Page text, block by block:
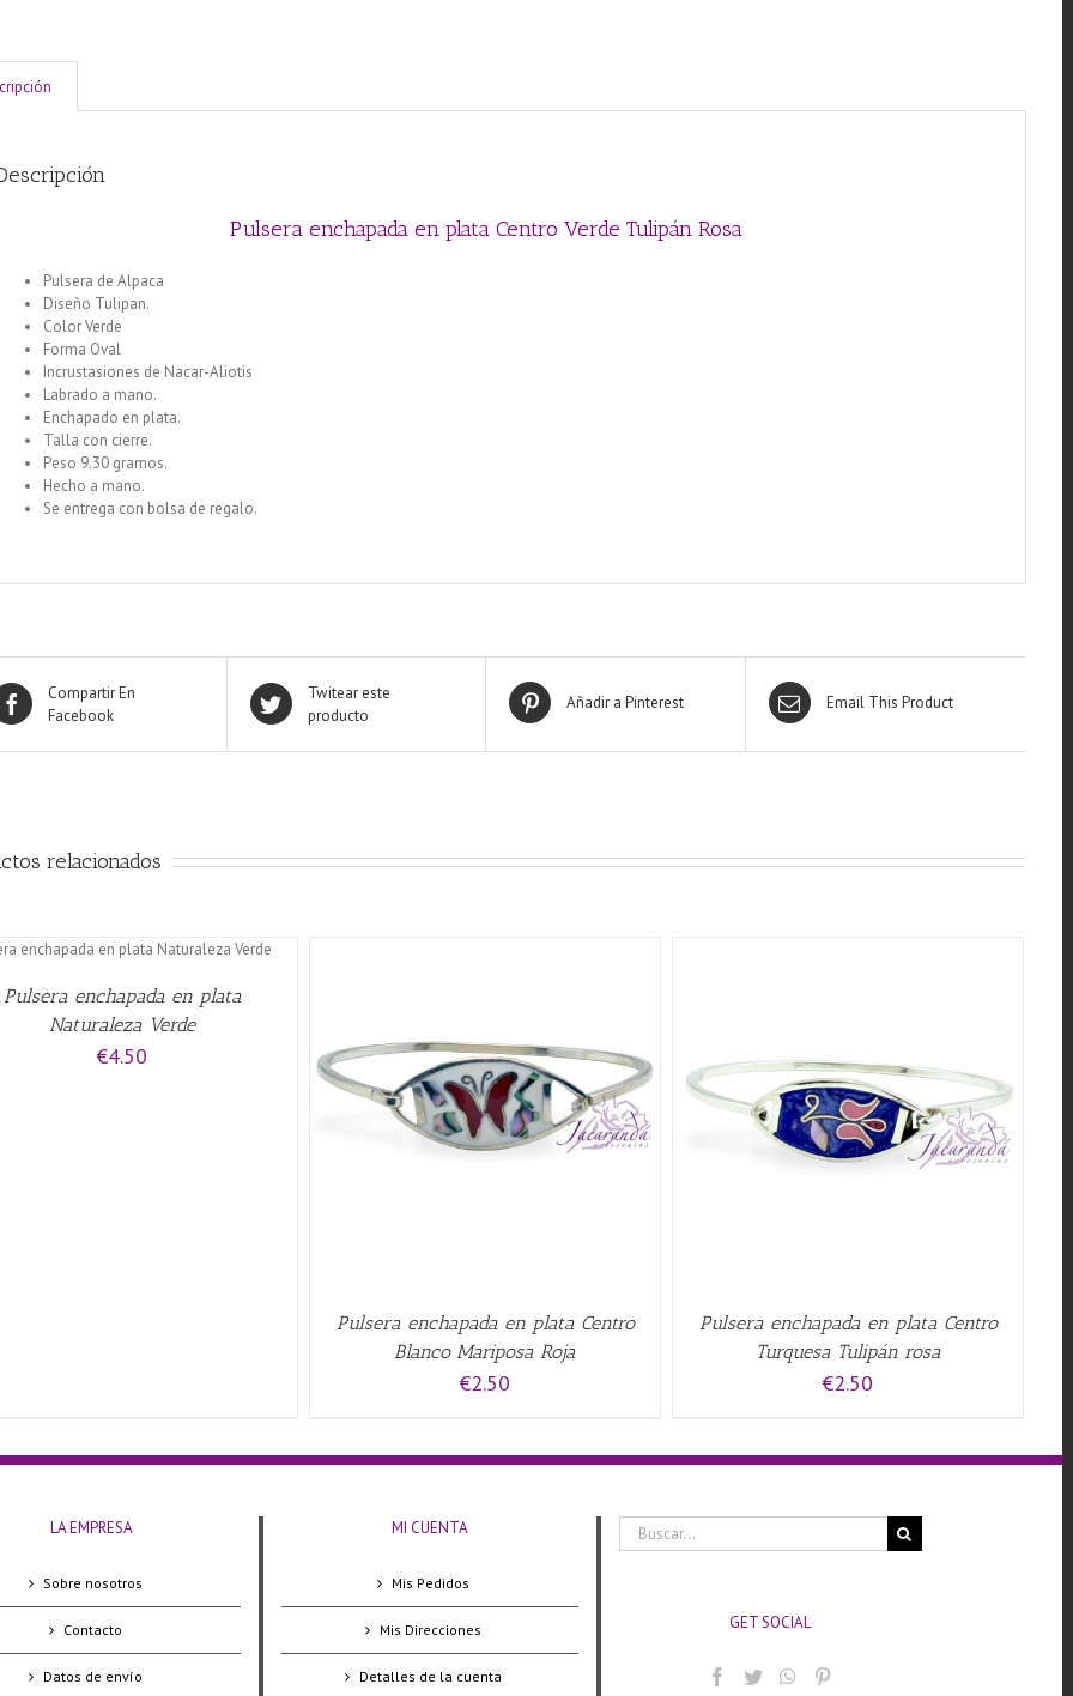
Pulsera enchapada en plata Centro Verde Tulipán Rosa
Pulsera de Alpaca
Diseño Tulipan.
Color Verde
Forma Oval
Incrustasiones de Nacar-Aliotis
Labrado a mano.
Enchapado en plata.
Talla con cierre.
Peso 9.30 gramos.
Hecho a mano.
Se entrega con bolsa de regalo.
Compartir En
Facebook
Twitear este
producto
Añadir a Pinterest Email This Product
relacionados
Pulsera enchapada en plata
Naturaleza Verde
€4.50
Pulsera enchapada en plata Centro
Blanco Mariposa Roja
€2.50
AÑADIR AL CARRITO / QUICK VIEW
Pulsera enchapada en plata Centro
Turquesa Tulipán rosa
€2.50
LA EMPRESA
Sobre nosotros
Contacto
Datos de envío
MI CUENTA
Mis Pedidos
Mis Direcciones
Detalles de la cuenta
Buscar:
GET SOCIAL